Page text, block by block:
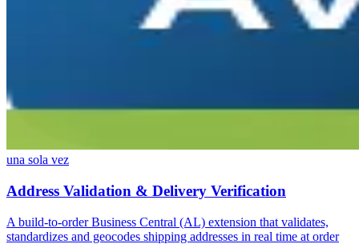
una sola vez
Address Validation & Delivery Verification
A build-to-order Business Central (AL) extension that validates,
standardizes and geocodes shipping addresses in real time at order